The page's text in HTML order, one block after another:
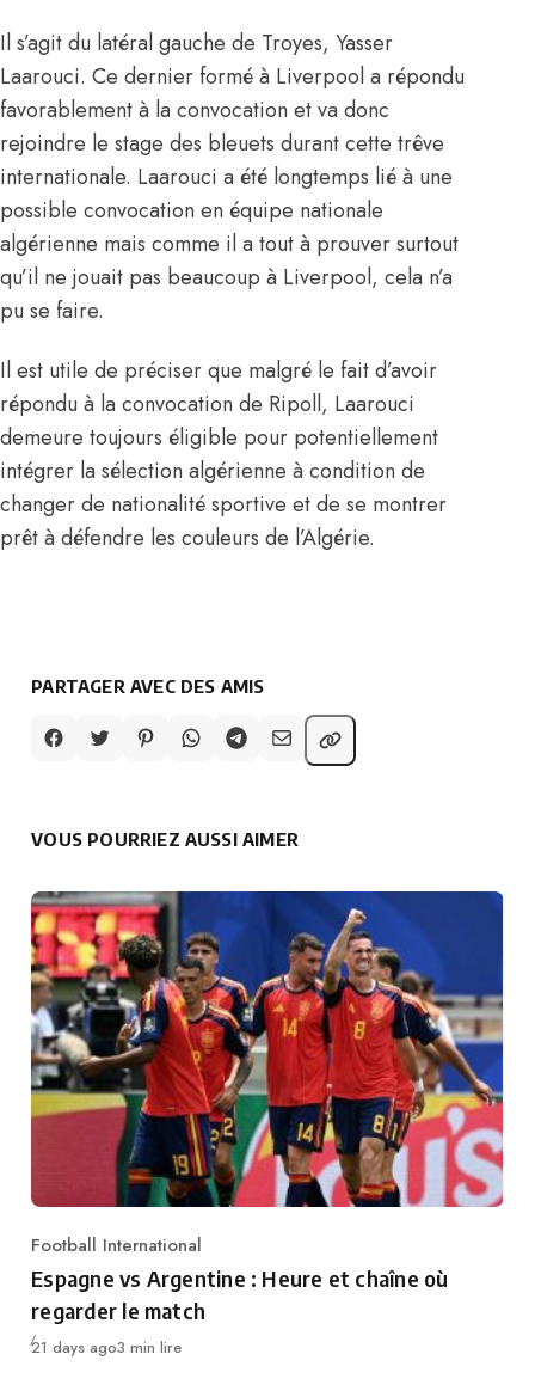
Il s’agit du latéral gauche de Troyes, Yasser
Laarouci. Ce dernier formé à Liverpool a répondu
favorablement à la convocation et va donc
rejoindre le stage des bleuets durant cette trêve
internationale. Laarouci a été longtemps lié à une
possible convocation en équipe nationale
algérienne mais comme il a tout à prouver surtout
qu’il ne jouait pas beaucoup à Liverpool, cela n’a
pu se faire.
Il est utile de préciser que malgré le fait d’avoir
répondu à la convocation de Ripoll, Laarouci
demeure toujours éligible pour potentiellement
intégrer la sélection algérienne à condition de
changer de nationalité sportive et de se montrer
prêt à défendre les couleurs de l’Algérie.
PARTAGER AVEC DES AMIS
VOUS POURRIEZ AUSSI AIMER
Category
Football International
Espagne vs Argentine : Heure et chaîne où
regarder le match
Publié
21 days ago3 min lire